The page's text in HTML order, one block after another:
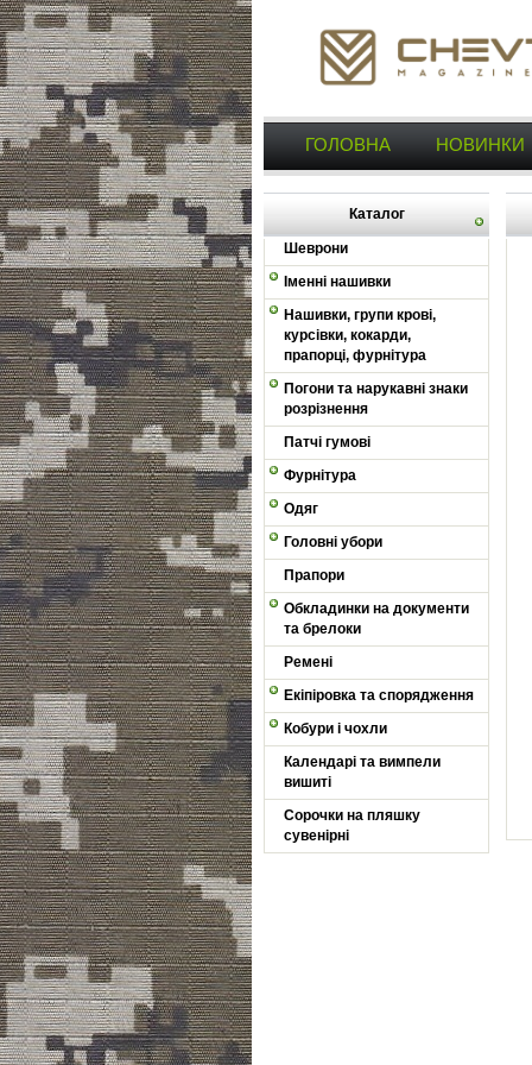
ГОЛОВНА НОВИНКИ
Каталог
Шеврони
Іменні нашивки
Нашивки, групи крові,
курсівки, кокарди,
прапорці, фурнітура
Погони та нарукавні знаки
розрізнення
Патчі гумові
Фурнітура
Одяг
Головні убори
Прапори
Обкладинки на документи
та брелоки
Ремені
Екіпіровка та спорядження
Кобури і чохли
Календарі та вимпели
вишиті
Сорочки на пляшку
сувенірні